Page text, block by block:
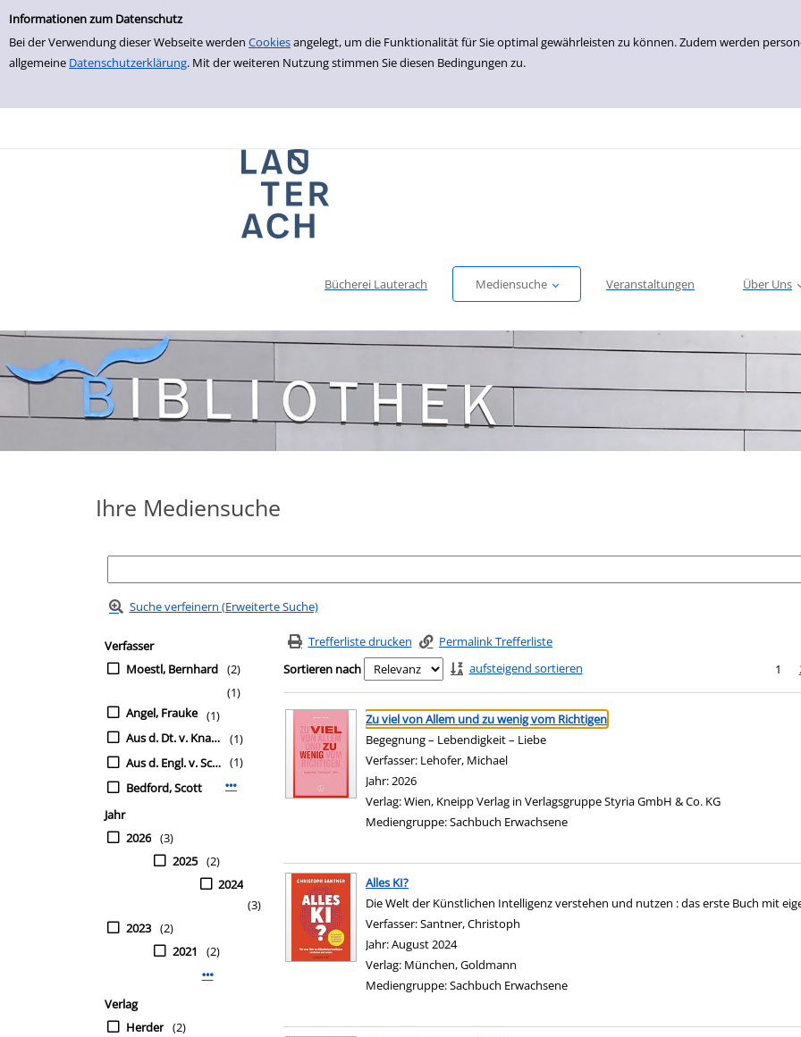
Einfache Suche
Informationen zum Datenschutz
Bei der Verwendung dieser Webseite werden Cookiesangelegt, um die Funktionalität für Sie optimal gewährleisten zu können. Zudem werden
allgemeine Datenschutzerklärung. Mit der weiteren Nutzung stimmen Sie diesen Bedingungen zu.
zur Navigation springen
zum Inhalt springen
Zu den Suchfiltern springen
Zur Trefferliste springen
Bücherei Lauterach Mediensuche Veranstaltungen Über Uns
Ihre Mediensuche
Suche verfeinern (Erweiterte Suche)
Suchfilter
Zur Trefferliste springen
Verfasser
Moestl, Bernhard (2)
Angel, Frauke
(1)
Aus d. Dt. v. Knauer, G. Maximilian
(1)
Aus d. Engl. v. Schuler, Karin
(1)
Bedford, Scott
(1)
Mehr Verfasser-Filter anzeigen
Jahr
2026 (3)
2025 (2)
2024
(3)
2023 (2)
2021
(2)
Verlag
Herder (2)
Trefferliste drucken
Permalink Trefferliste
Sortieren nach
aufsteigend sortieren 1
Suchergebnis
Zu den Suchfiltern springen
Zu viel von Allem und zu wenig vom Richtigen
Begegnung – Lebendigkeit – Liebe
Verfasser: Lehofer, Michael
Jahr:2026
Verlag:Wien, Kneipp Verlag in Verlagsgruppe Styria GmbH & Co. KG
Mediengruppe:Sachbuch Erwachsene
Alles KI?
Die Welt der Künstlichen Intelligenz verstehen und nutzen : das erste Buch mit
Verfasser:Santner, Christoph
Jahr:August 2024
Verlag: München, Goldmann
Mediengruppe:Sachbuch Erwachsene